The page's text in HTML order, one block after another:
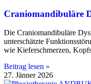
Craniomandibuläre
Die Craniomandibuläre
unterschätzte
wie Kieferschmerzen,
Beitrag lesen »
27. Jänner 2026